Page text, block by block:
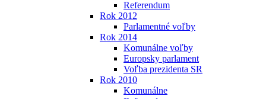
Referendum
Rok 2012
Parlamentné voľby
Rok 2014
Komunálne voľby
Europsky parlament
Voľba prezidenta SR
Rok 2010
Komunálne